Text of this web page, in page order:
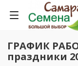
ГРАФИК
праздники